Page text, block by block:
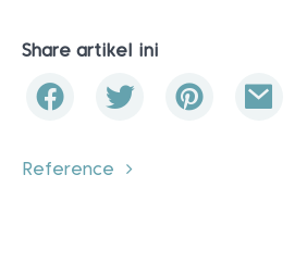
Share artikel ini
Reference